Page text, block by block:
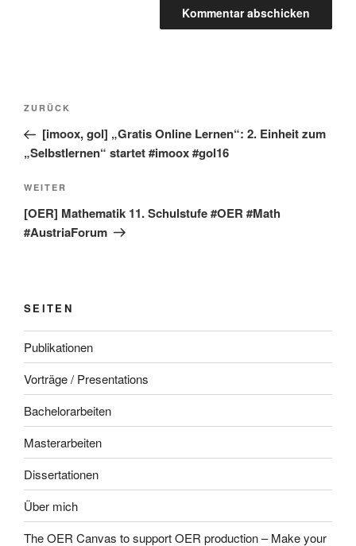
Beitragsnavigation
Vorheriger
Beitrag
ZURÜCK
[imoox, gol] „Gratis Online Lernen“: 2. Einheit zum
„Selbstlernen“ startet #imoox #gol16
Nächster
Beitrag
WEITER
[OER] Mathematik 11. Schulstufe #OER #Math
#AustriaForum
SEITEN
Publikationen
Vorträge / Presentations
Bachelorarbeiten
Masterarbeiten
Dissertationen
Über mich
The OER Canvas to support OER production – Make your